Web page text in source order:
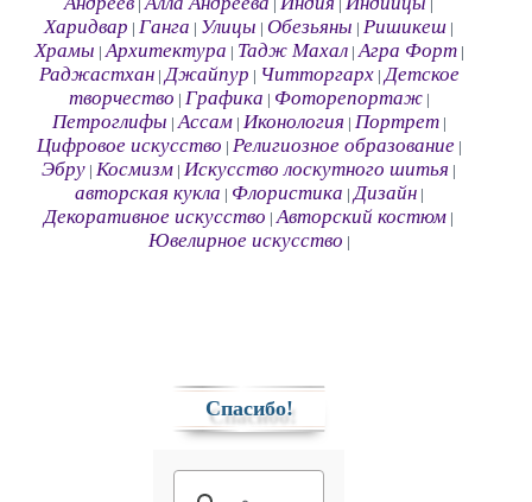
| | |
Харидвар |Ганга Улицы |Обезьяны |Ришикеш
Храмы |Архитектура Тадж Махал|Агра Форт|
Раджастхан|Джайпур Читторгарх|Детское
творчество Графика Фоторепортаж|
Петроглифы |Ассам| Иконология Портрет|
Цифровое искусство Религиозное образование|
Эбру |Космизм |Искусство лоскутного шитья
авторская кукла Флористика |Дизайн|
Декоративное искусство |Авторский костюм
Ювелирное искусство
Спасибо!